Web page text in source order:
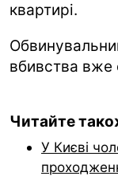
квартирі.
вбивства вже
Читайте
У Києві